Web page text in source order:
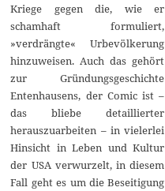
Kriege gegen die, wie er
schamhaft formuliert,
»verdrängte« Urbevölkerung
hinzuweisen. Auch das gehört
zur Gründungsgeschichte
Entenhausens, der Comic ist –
das bliebe detaillierter
herauszuarbeiten – in vielerlei
Hinsicht in Leben und Kultur
der USA verwurzelt, in diesem
Fall geht es um die Beseitigung